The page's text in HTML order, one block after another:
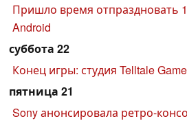
Пришло время отпраздновать
Android
суббота 22
Конец игры: студия Telltale
пятница 21
Sony анонсировала ретро-